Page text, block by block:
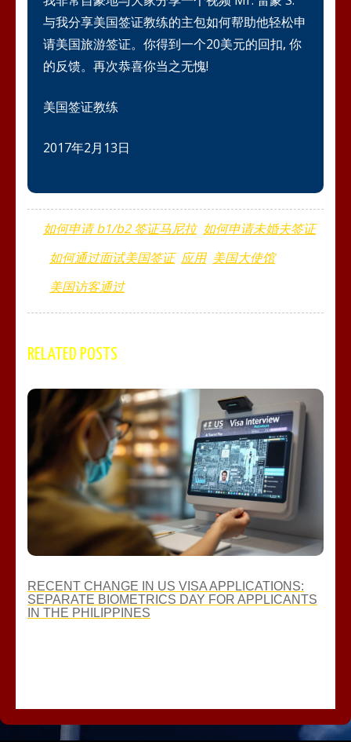
与我分享美国签证教练的主包如何帮助他轻松申
请美国旅游签证。你得到一个20美元的回扣, 你
的反馈。再次恭喜你当之无愧!
美国签证教练
2017年2月13日
如何申请 b1/b2 签证马尼拉 如何申请未婚夫签证
如何通过面试美国签证 应用 美国大使馆
美国访客通过
RELATED POSTS
RECENT CHANGE IN US VISA APPLICATIONS:
SEPARATE BIOMETRICS DAY FOR APPLICANTS
IN THE PHILIPPINES